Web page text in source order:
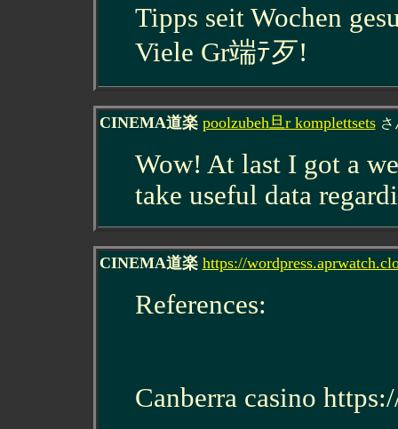
Tipps seit Wochen
Viele Gr端ﾃ歹!
CINEMA道楽 poolzubeh旦r komplettsets
Wow! At last I got a
take useful data
CINEMA道楽 https://
References:
Canberra casino